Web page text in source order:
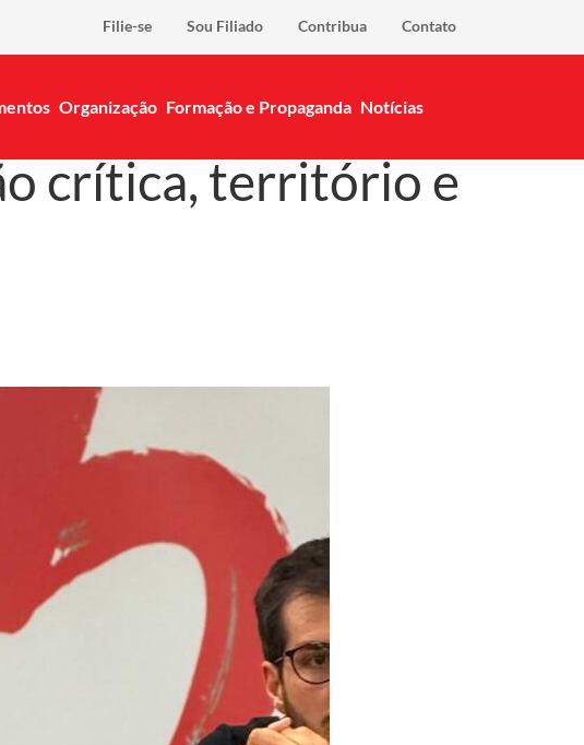
Filie-se Sou Filiado Contribua Contato
Organização Formação e Propaganda Notícias
crítica, território e